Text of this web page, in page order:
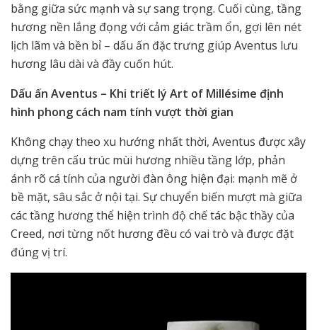
bằng giữa sức mạnh và sự sang trọng. Cuối cùng, tầng
hương nền lắng đọng với cảm giác trầm ổn, gợi lên nét
lịch lãm và bền bỉ – dấu ấn đặc trưng giúp Aventus lưu
hương lâu dài và đầy cuốn hút.
Dấu ấn Aventus – Khi triết lý Art of Millésime định
hình phong cách nam tính vượt thời gian
Không chạy theo xu hướng nhất thời, Aventus được xây
dựng trên cấu trúc mùi hương nhiều tầng lớp, phản
ánh rõ cá tính của người đàn ông hiện đại: mạnh mẽ ở
bề mặt, sâu sắc ở nội tại. Sự chuyển biến mượt mà giữa
các tầng hương thể hiện trình độ chế tác bậc thầy của
Creed, nơi từng nốt hương đều có vai trò và được đặt
đúng vị trí.